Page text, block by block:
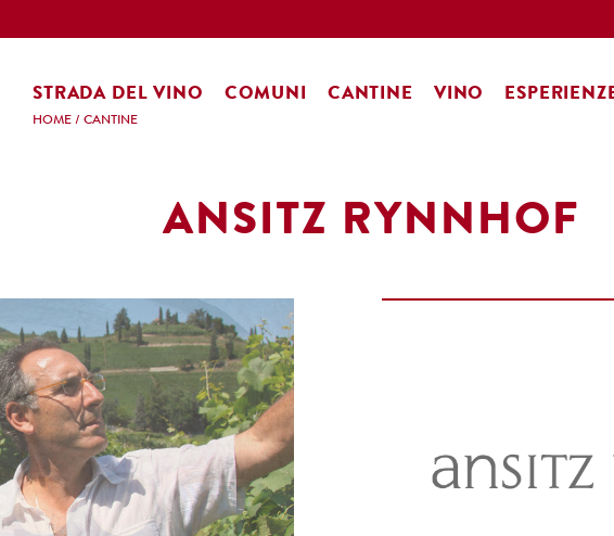
STRADA DEL VINO COMUNI CANTINE VINO
HOME / CANTINE
ANSITZ RYNNHOF